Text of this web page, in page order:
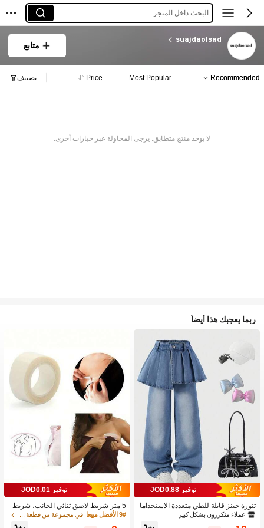
البحث داخل المتجر
suajdaolsad
متابع
Recommended
Most Popular
Price تصنيف
لا يوجد منتج متطابق. يرجى المحاولة عبر خيارات أخرى.
ربما يعجبك هذا أيضاً
توفير JOD0.88
تنورة جينز قابلة للطي متعددة الاستخداما
ت بتصميم قطعتين للبنات 1 قطعة
عملاء متكررون بشكل كبير
توفير JOD0.01
5 متر شريط لاصق ثنائي الجانب، شريط
لاصق شفاف مقاوم للماء، شريط تثبيت ا
9# الأفضل مبيعا في مجموعة من قطعة واحدة إكسسوارات حمالة الصدر النس